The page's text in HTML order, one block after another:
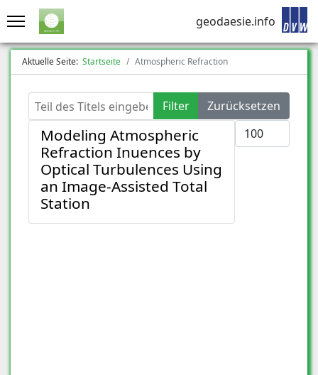
geodaesie.info
Aktuelle Seite: Startseite Atmospheric Refraction
Teil des Titels eingeben Filter
Zurücksetzen
Anzeige #
Modeling Atmospheric
Refraction Inuences by
Optical Turbulences Using
an Image-Assisted Total
Station